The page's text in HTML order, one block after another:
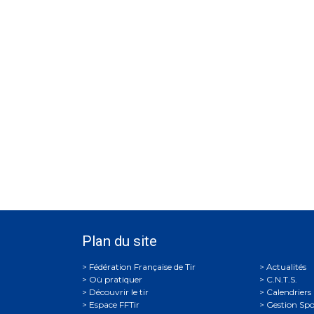
Plan du site
Où pratiquer
Découvrir le tir
Espace FFTir
Actualités
C.N.T.S.
Calendriers
Gestion